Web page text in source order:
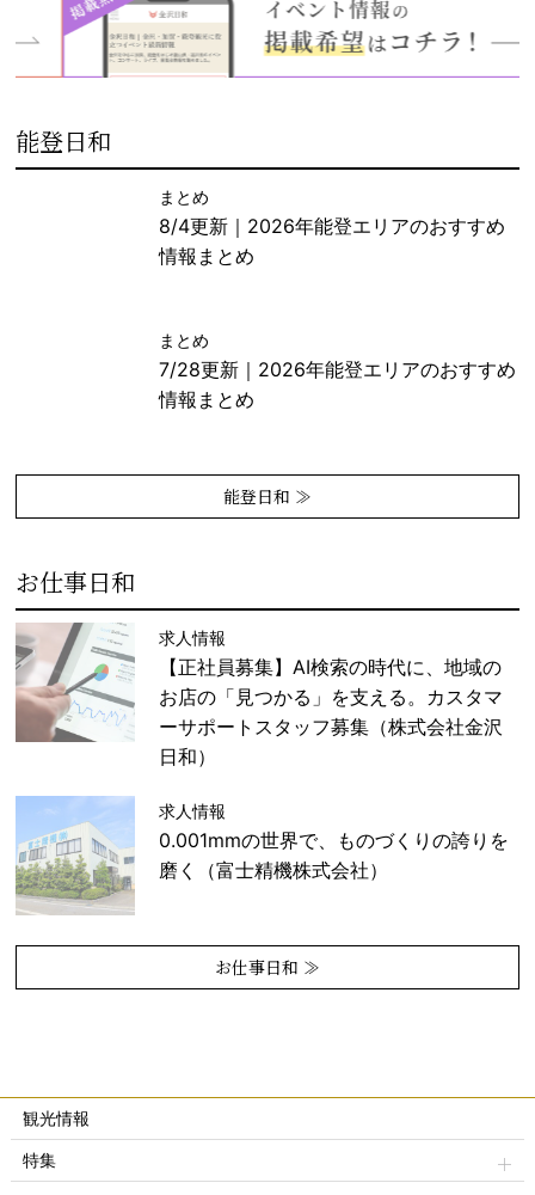
能登日和
まとめ
8/4更新｜2026年能登エリアのおすすめ
情報まとめ
まとめ
7/28更新｜2026年能登エリアのおすすめ
情報まとめ
能登日和 ≫
お仕事日和
求人情報
【正社員募集】AI検索の時代に、地域の
お店の「見つかる」を支える。カスタマ
ーサポートスタッフ募集（株式会社金沢
日和）
求人情報
0.001mmの世界で、ものづくりの誇りを
磨く（富士精機株式会社）
お仕事日和 ≫
観光情報
特集